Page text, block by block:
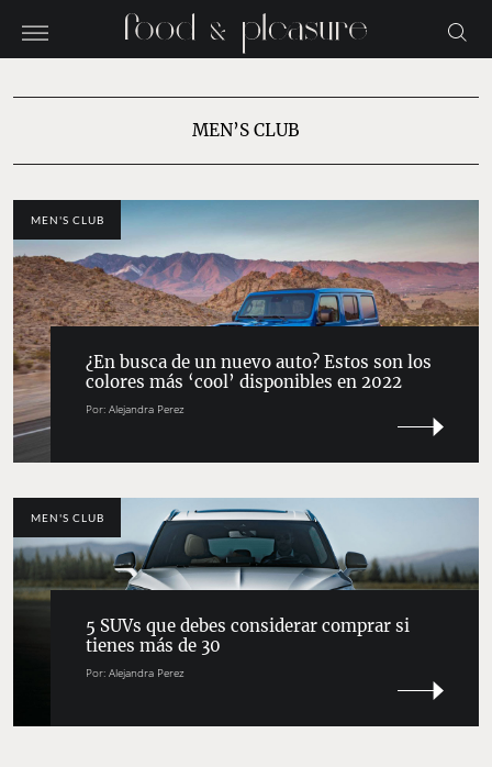
MEN’S CLUB
MEN'S CLUB
¿En busca de un nuevo auto? Estos son los
colores más ‘cool’ disponibles en 2022
Por: Alejandra Perez
MEN'S CLUB
5 SUVs que debes considerar comprar si
tienes más de 30
Por: Alejandra Perez